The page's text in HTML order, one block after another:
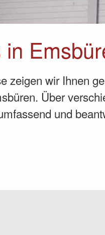
zeigen wir Ihnen
Über
und